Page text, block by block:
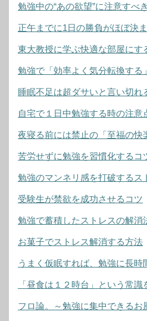
勉強中の“あの欲望”に注意すべ
正午までに1日の勝負がほぼ決
東大教授に学ぶ快適な部屋にす
勉強で「効率よく気分転換する
睡眠不足は超ダサいと言い切れ
自宅で１日中勉強する時の注意
夜寝る前には禁止の「至福の快
苦労せずに勉強を習慣化するコ
勉強のマンネリ感を打破するス
受験生が禁欲を成功させるコツ
勉強で蓄積したストレスの解消
お菓子でストレス解消する方法
うまく仮眠すれば、勉強に長時
「昼食は１２時台」という常識
フロ論。～勉強に集中できるお